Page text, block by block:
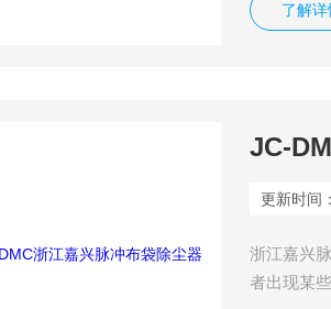
了解详
JC-
更新时间：
浙江嘉兴
者出现某